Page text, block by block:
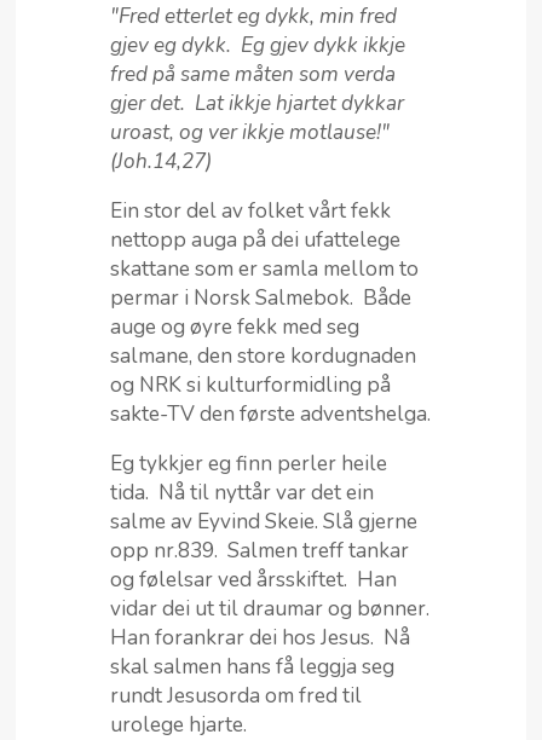
"Fred etterlet eg dykk, min fred
gjev eg dykk. Eg gjev dykk ikkje
fred på same måten som verda
gjer det. Lat ikkje hjartet dykkar
uroast, og ver ikkje motlause!"
(Joh.14,27)
Ein stor del av folket vårt fekk
nettopp auga på dei ufattelege
skattane som er samla mellom to
permar i Norsk Salmebok. Både
auge og øyre fekk med seg
salmane, den store kordugnaden
og NRK si kulturformidling på
sakte-TV den første adventshelga.
Eg tykkjer eg finn perler heile
tida. Nå til nyttår var det ein
salme av Eyvind Skeie. Slå gjerne
opp nr.839. Salmen treff tankar
og følelsar ved årsskiftet. Han
vidar dei ut til draumar og bønner.
Han forankrar dei hos Jesus. Nå
skal salmen hans få leggja seg
rundt Jesusorda om fred til
urolege hjarte.